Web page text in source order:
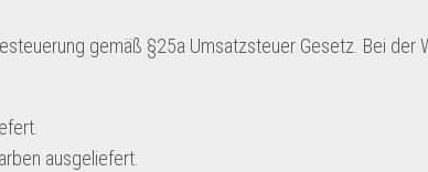
gemäß §25a Umsatzsteuer Gesetz. Bei der
ausgeliefert.